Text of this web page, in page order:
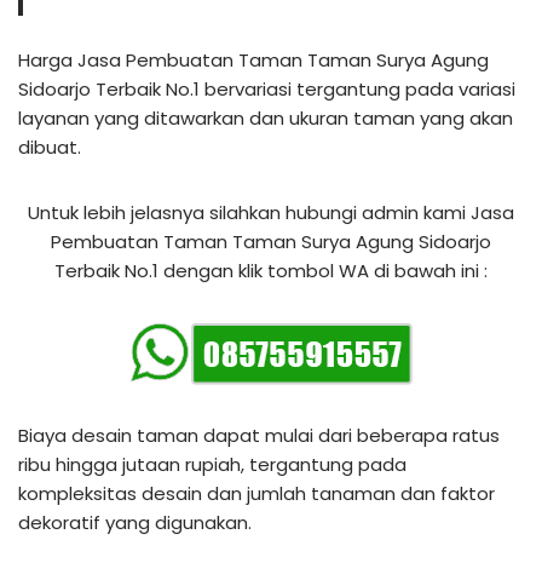
Harga Jasa Pembuatan Taman Taman Surya Agung
Sidoarjo Terbaik No.1 bervariasi tergantung pada variasi
layanan yang ditawarkan dan ukuran taman yang akan
dibuat.
Untuk lebih jelasnya silahkan hubungi admin kami Jasa
Pembuatan Taman Taman Surya Agung Sidoarjo
Terbaik No.1 dengan klik tombol WA di bawah ini :
Biaya desain taman dapat mulai dari beberapa ratus
ribu hingga jutaan rupiah, tergantung pada
kompleksitas desain dan jumlah tanaman dan faktor
dekoratif yang digunakan.